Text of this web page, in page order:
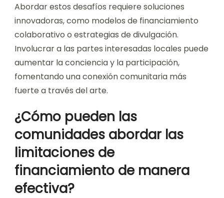
Abordar estos desafíos requiere soluciones
innovadoras, como modelos de financiamiento
colaborativo o estrategias de divulgación.
Involucrar a las partes interesadas locales puede
aumentar la conciencia y la participación,
fomentando una conexión comunitaria más
fuerte a través del arte.
¿Cómo pueden las
comunidades abordar las
limitaciones de
financiamiento de manera
efectiva?